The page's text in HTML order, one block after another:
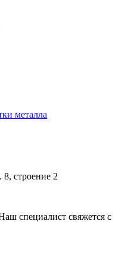
металла
8, строение 2
специалист свяжется с